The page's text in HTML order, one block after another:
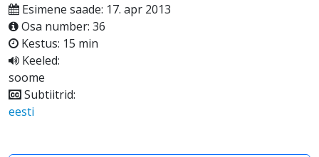
Esimene saade: 17. apr 2013
Osa number: 36
Kestus: 15 min
Keeled:
soome
Subtiitrid:
eesti